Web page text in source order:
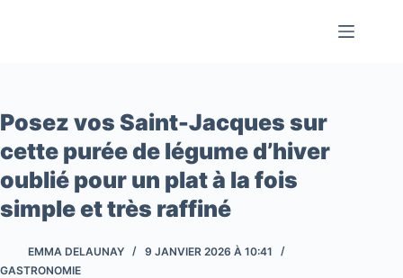
Posez vos Saint-Jacques sur
cette purée de légume d’hiver
oublié pour un plat à la fois
simple et très raffiné
EMMA DELAUNAY
9 JANVIER 2026 À 10:41
GASTRONOMIE